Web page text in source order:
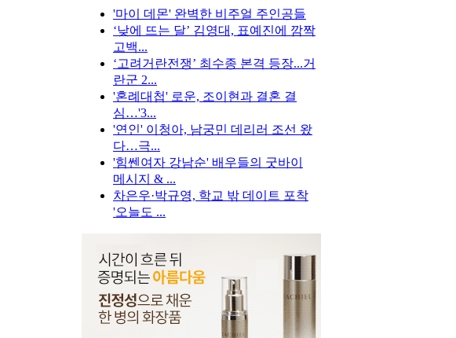
'마이 데몬' 완벽한 비주얼 주인공들
‘낮에 뜨는 달’ 김영대, 표예진에 깜짝
고백...
‘고려거란전쟁’ 최수종 본격 등장...거
란군 2...
'혼례대첩' 로운, 조이현과 결혼 결
심…'3...
'연인' 이청아, 남궁민 데리러 조선 왔
다…극...
'힘쎈여자 강남순' 배우들의 굿바이
메시지 & ...
차은우·박규영, 학교 밖 데이트 포착
'오늘도 ...